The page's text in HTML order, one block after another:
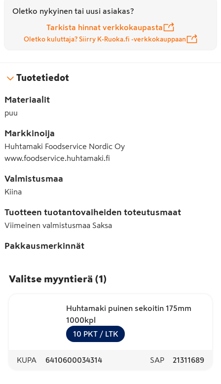
Oletko nykyinen tai uusi asiakas?
Tarkista hinnat verkkokaupasta
Oletko kuluttaja? Siirry K-Ruoka.fi -verkkokauppaan
Tuotetiedot
Materiaalit
puu
Markkinoija
Huhtamaki Foodservice Nordic Oy
www.foodservice.huhtamaki.fi
Valmistusmaa
Kiina
Tuotteen tuotantovaiheiden toteutusmaat
Viimeinen valmistusmaa Saksa
Pakkausmerkinnät
Valitse myyntierä (1)
Huhtamaki puinen sekoitin 175mm
1000kpl
10 PKT / LTK
KUPA 6410600034314 SAP 21311689